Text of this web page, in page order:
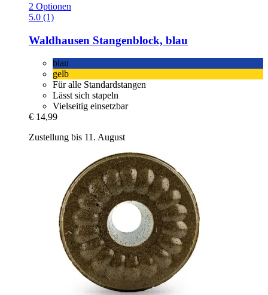
2 Optionen
5.0 (1)
Waldhausen Stangenblock, blau
blau
gelb
Für alle Standardstangen
Lässt sich stapeln
Vielseitig einsetzbar
€ 14,99
Zustellung bis 11. August